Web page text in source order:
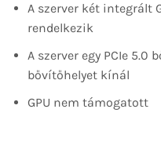
A szerver két integrált
rendelkezik
A szerver egy PCIe 5.0
bővítőhelyet kínál
GPU nem támogatott